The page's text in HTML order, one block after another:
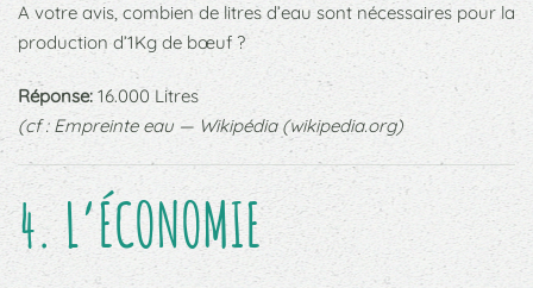
A votre avis, combien de litres d’eau sont nécessaires pour la
production d’1Kg de bœuf ?
Réponse: 16.000 Litres
(cf : Empreinte eau — Wikipédia (wikipedia.org)
4. L’ÉCONOMIE